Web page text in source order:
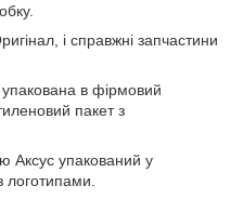
і справжні запчастини
в фірмовий
пакет з
Аксус упакований у
логотипами.